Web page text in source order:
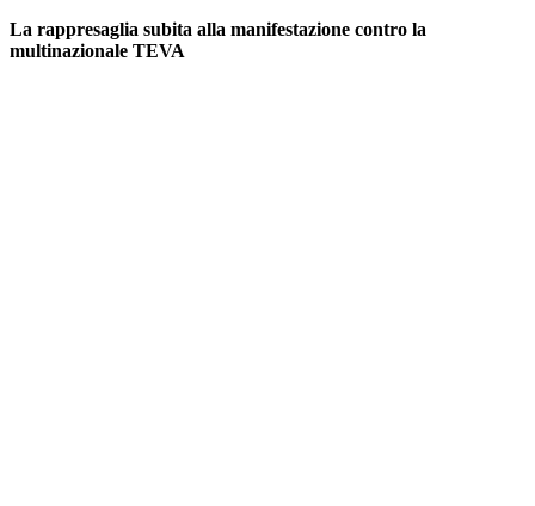
La rappresaglia subita alla manifestazione contro la
multinazionale TEVA